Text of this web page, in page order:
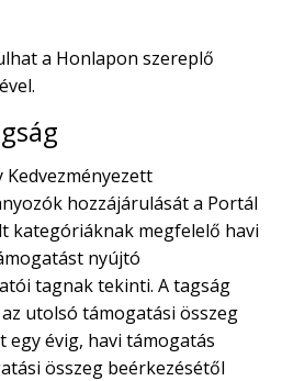
a Honlapon szereplő
Kedvezményezett
hozzájárulását a Portál
kategóriáknak megfelelő havi
nyújtó
tagnak tekinti. A tagság
utolsó támogatási összeg
évig, havi támogatás
összeg beérkezésétől